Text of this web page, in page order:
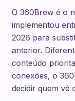
O 360Brew é o
implementou
2026 para
anterior.
conteúdo
conexões, o
decidir quem vê